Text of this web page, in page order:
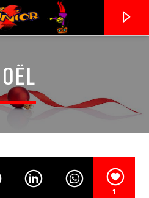
JUNIOR
DES ENFANTS !
1